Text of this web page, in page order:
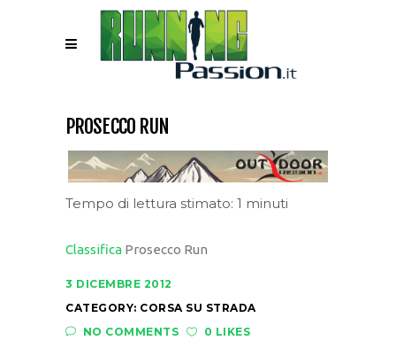
PROSECCO RUN
Tempo di lettura stimato: 1 minuti
Classifica Prosecco Run
3 DICEMBRE 2012
CATEGORY: CORSA SU STRADA
NO COMMENTS
0 LIKES